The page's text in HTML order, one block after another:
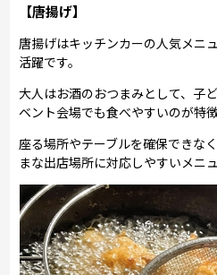
【唐揚げ】
唐揚げはキッチンカーの人気メニ
活躍です。
大人はお酒のおつまみとして、子
ベント会場でも食べやすいのが特徴
座る場所やテーブルを確保できな
まな出店場所に対応しやすいメニュ